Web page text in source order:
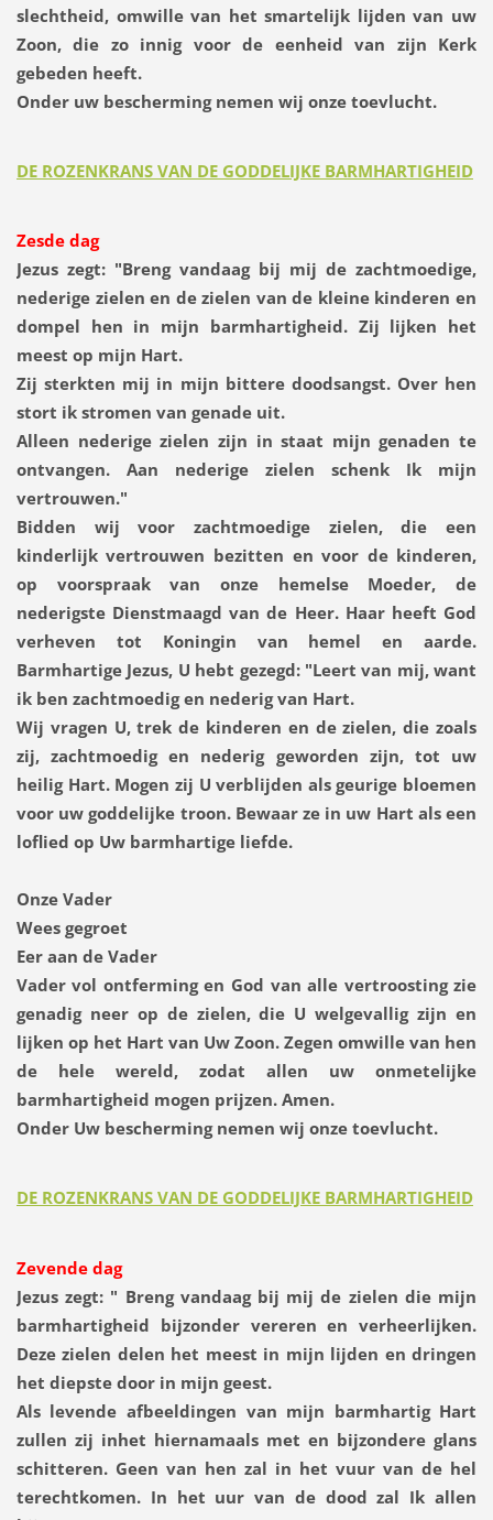
slechtheid, omwille van het smartelijk lijden van uw
Zoon, die zo innig voor de eenheid van zijn Kerk
gebeden heeft.
Onder uw bescherming nemen wij onze toevlucht.
DE ROZENKRANS VAN DE GODDELIJKE BARMHARTIGHEID
Zesde dag
Jezus zegt: "Breng vandaag bij mij de zachtmoedige,
nederige zielen en de zielen van de kleine kinderen en
dompel hen in mijn barmhartigheid. Zij lijken het
meest op mijn Hart.
Zij sterkten mij in mijn bittere doodsangst. Over hen
stort ik stromen van genade uit.
Alleen nederige zielen zijn in staat mijn genaden te
ontvangen. Aan nederige zielen schenk Ik mijn
vertrouwen."
Bidden wij voor zachtmoedige zielen, die een
kinderlijk vertrouwen bezitten en voor de kinderen,
op voorspraak van onze hemelse Moeder, de
nederigste Dienstmaagd van de Heer. Haar heeft God
verheven tot Koningin van hemel en aarde.
Barmhartige Jezus, U hebt gezegd: "Leert van mij, want
ik ben zachtmoedig en nederig van Hart.
Wij vragen U, trek de kinderen en de zielen, die zoals
zij, zachtmoedig en nederig geworden zijn, tot uw
heilig Hart. Mogen zij U verblijden als geurige bloemen
voor uw goddelijke troon. Bewaar ze in uw Hart als een
loflied op Uw barmhartige liefde.
Onze Vader
Wees gegroet
Eer aan de Vader
Vader vol ontferming en God van alle vertroosting zie
genadig neer op de zielen, die U welgevallig zijn en
lijken op het Hart van Uw Zoon. Zegen omwille van hen
de hele wereld, zodat allen uw onmetelijke
barmhartigheid mogen prijzen. Amen.
Onder Uw bescherming nemen wij onze toevlucht.
DE ROZENKRANS VAN DE GODDELIJKE BARMHARTIGHEID
Zevende dag
Jezus zegt: " Breng vandaag bij mij de zielen die mijn
barmhartigheid bijzonder vereren en verheerlijken.
Deze zielen delen het meest in mijn lijden en dringen
het diepste door in mijn geest.
Als levende afbeeldingen van mijn barmhartig Hart
zullen zij inhet hiernamaals met en bijzondere glans
schitteren. Geen van hen zal in het vuur van de hel
terechtkomen. In het uur van de dood zal Ik allen